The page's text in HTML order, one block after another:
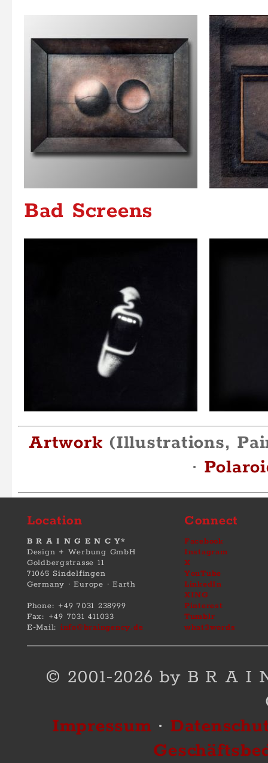
Bad Screens
Artwork (Illustrations,
·
Location
B R A I N G E N C Y*
Design + Werbung GmbH
Goldbergstrasse 11
71065 Sindelfingen
Germany · Europe · Earth
Phone: +49 7031 238999
Fax: +49 7031 411033
E-Mail: info@braingency.de
Connect
Facebook
Instagram
X
YouTube
LinkedIn
XING
Pinterest
Tumblr
what3words
© 2001-2026 by B R A I
Impressum ·